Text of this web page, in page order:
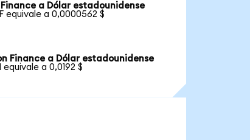
Finance a Dólar estadounidense
equivale a 0,0000562 $
Finance a Dólar estadounidense
equivale a 0,0192 $